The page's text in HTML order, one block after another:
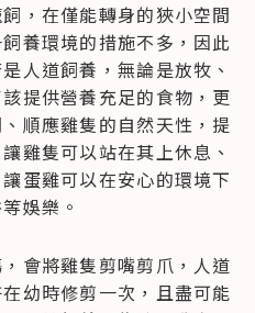
，在僅能轉身的狹小空間
養環境的措施不多，因此
人道飼養，無論是放牧、
提供營養充足的食物，更
順應雞隻的自然天性，提
雞隻可以站在其上休息、
蛋雞可以在安心的環境下
娛樂。
會將雞隻剪嘴剪爪，人道
幼時修剪一次，且盡可能